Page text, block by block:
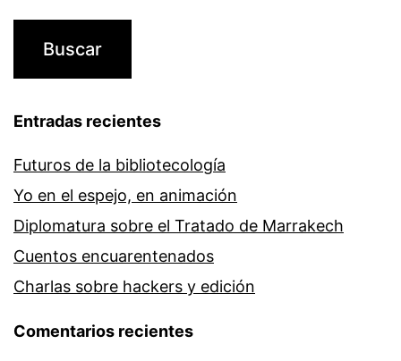
Entradas recientes
Futuros de la bibliotecología
Yo en el espejo, en animación
Diplomatura sobre el Tratado de Marrakech
Cuentos encuarentenados
Charlas sobre hackers y edición
Comentarios recientes